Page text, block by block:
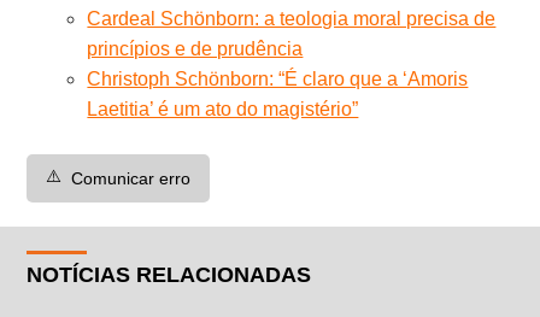
Cardeal Schönborn: a teologia moral precisa de
princípios e de prudência
Christoph Schönborn: “É claro que a ‘Amoris
Laetitia’ é um ato do magistério”
⚠️ Comunicar erro
NOTÍCIAS RELACIONADAS